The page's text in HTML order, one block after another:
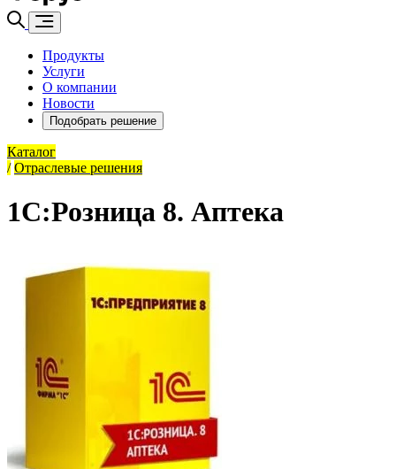
Продукты
Услуги
О компании
Новости
Подобрать решение
Каталог
/ Отраслевые решения
1С:Розница 8. Аптека